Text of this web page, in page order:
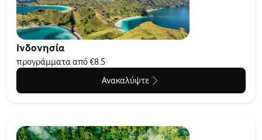
Ινδονησία
προγράμματα από €8.5
Ανακαλύψτε